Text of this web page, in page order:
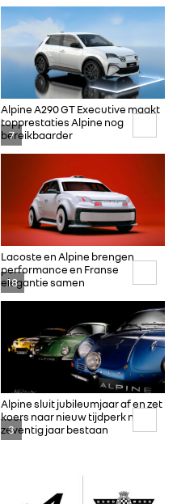
7
Alpine A290 GT Executive maakt
topprestaties Alpine nog
bereikbaarder
18
Lacoste en Alpine brengen
performance en Franse
elegantie samen
3
Alpine sluit jubileumjaar af en zet
koers naar nieuw tijdperk na
zeventig jaar bestaan